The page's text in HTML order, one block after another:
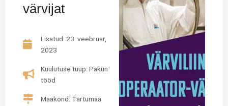
värvijat
Lisatud: 23. veebruar,
2023
Kuulutuse tüüp: Pakun
tööd
Maakond: Tartumaa